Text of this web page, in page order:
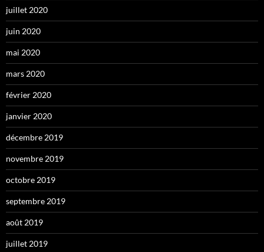
juillet 2020
juin 2020
mai 2020
mars 2020
février 2020
janvier 2020
décembre 2019
novembre 2019
octobre 2019
septembre 2019
août 2019
juillet 2019